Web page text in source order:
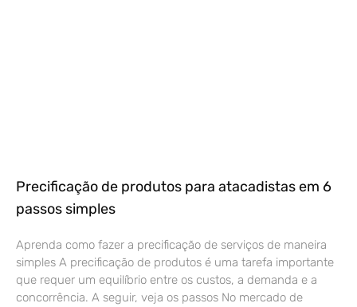
Precificação de produtos para atacadistas em 6
passos simples
Aprenda como fazer a precificação de serviços de maneira
simples A precificação de produtos é uma tarefa importante
que requer um equilíbrio entre os custos, a demanda e a
concorrência. A seguir, veja os passos No mercado de